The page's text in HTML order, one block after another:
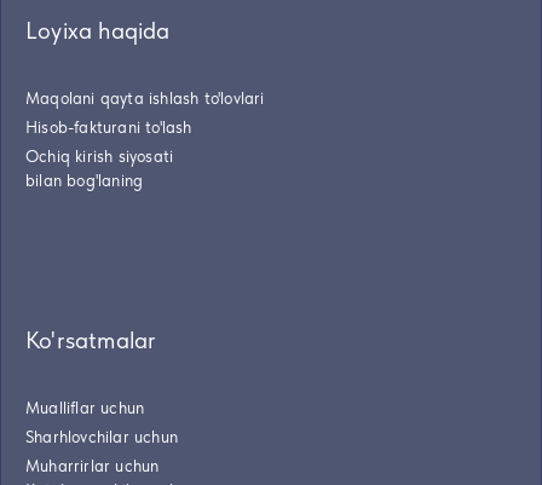
Loyixa haqida
Maqolani qayta ishlash to'lovlari
Hisob-fakturani to'lash
Ochiq kirish siyosati
bilan bog'laning
Ko'rsatmalar
Mualliflar uchun
Sharhlovchilar uchun
Muharrirlar uchun